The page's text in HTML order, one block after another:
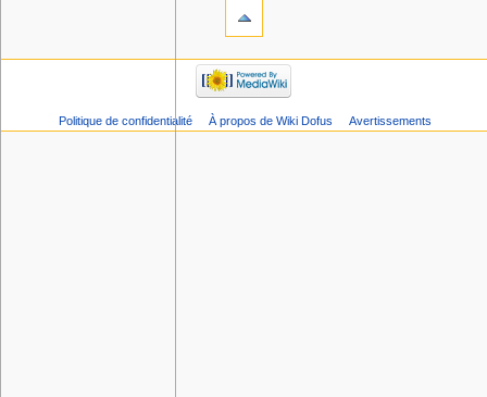
Politique de confidentialité À propos de Wiki Dofus Avertissements